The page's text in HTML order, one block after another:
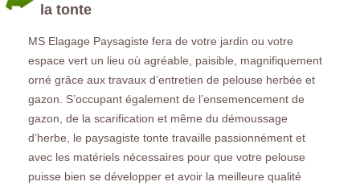
la tonte
MS Elagage Paysagiste fera de votre jardin ou votre
espace vert un lieu où agréable, paisible, magnifiquement
orné grâce aux travaux d’entretien de pelouse herbée et
gazon. S’occupant également de l’ensemencement de
gazon, de la scarification et même du démoussage
d’herbe, le paysagiste tonte travaille passionnément et
avec les matériels nécessaires pour que votre pelouse
puisse bien se développer et avoir la meilleure qualité